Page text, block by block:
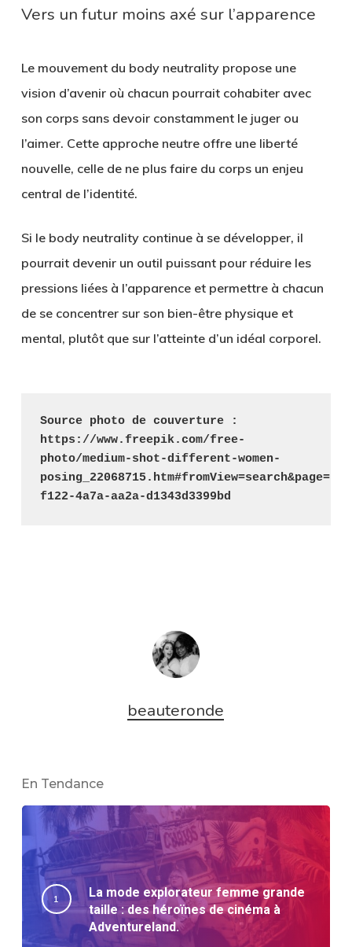
Vers un futur moins axé sur l’apparence
Le mouvement du body neutrality propose une
vision d’aveniroù chacun pourrait cohabiter avec
son corps sans devoir constamment le juger ou
l’aimer. Cette approche neutre offre une liberté
nouvelle, celle de ne plus faire du corps un enjeu
central de l’identité.
Si le body neutrality continue à se développer, il
pourrait devenir un outil puissant pour réduire les
pressions liées à l’apparence et permettre à chacun
de se concentrer sur son bien-être physique et
mental, plutôt que sur l’atteinte d’un idéal corporel.
Source photo de couverture :
https://www.freepik.com/free-
photo/medium-shot-different-women-
f122-4a7a-aa2a-d1343d3399bd
beauteronde
En Tendance
La mode explorateur femme grande
taille : des héroïnes de cinéma à
Adventureland.